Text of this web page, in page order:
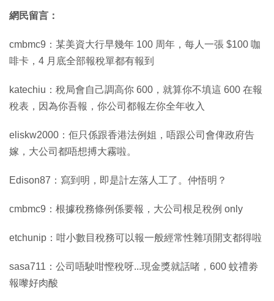
網民留言：
cmbmc9：某美資大行早幾年 100 周年，每人一張 $100 咖
啡卡，4 月底全部報稅單都有報到
katechiu：稅局會自己調高你 600，就算你不填這 600 在報
稅表，因為你吾報，你公司都報左你全年收入
eliskw2000：佢只係跟香港法例姐，唔跟公司會俾政府告
嫁，大公司都唔想搏大霧啦。
Edison87：寫到明，即是計左落人工了。仲悟明？
cmbmc9：根據稅務條例係要報，大公司根足稅例 only
etchunip：咁小數目稅務可以報一般經常性雜項開支都得啦
sasa711：公司唔駛咁慳稅呀...現金獎就話啫，600 蚊禮劵
報嚟好肉酸